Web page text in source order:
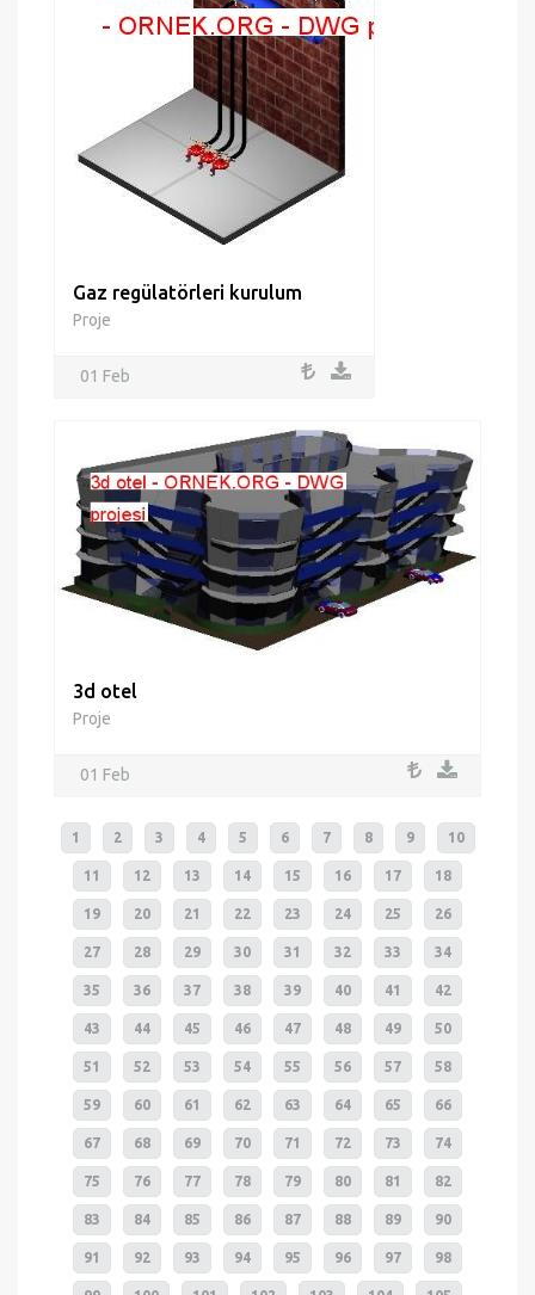
Gaz regülatörleri kurulum
Proje
01 Feb
3d otel
Proje
01 Feb
1 2 3 4 5 6 7 8 9 10
11 12 13 14 15 16 17 18
19 20 21 22 23 24 25 26
27 28 29 30 31 32 33 34
35 36 37 38 39 40 41 42
43 44 45 46 47 48 49 50
51 52 53 54 55 56 57 58
59 60 61 62 63 64 65 66
67 68 69 70 71 72 73 74
75 76 77 78 79 80 81 82
83 84 85 86 87 88 89 90
91 92 93 94 95 96 97 98